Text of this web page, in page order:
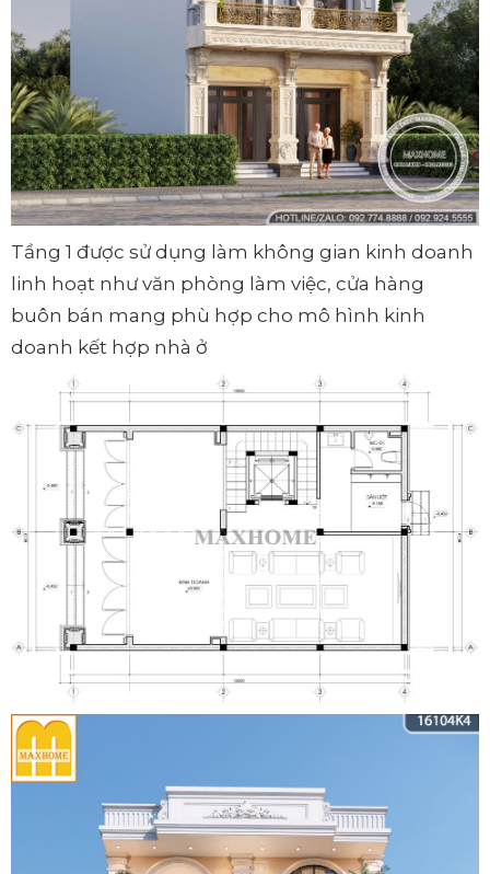
Tầng 1 được sử dụng làm không gian kinh doanh
linh hoạt như văn phòng làm việc, cửa hàng
buôn bán mang phù hợp cho mô hình kinh
doanh kết hợp nhà ở